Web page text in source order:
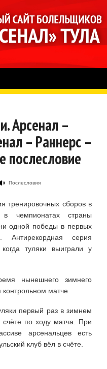
Арсенал –
– Раннерс –
послесловие
Послесловия
тренировочных сборов в
чемпионатах страны
одной победы в первых
Антирекордная серия
туляки выиграли у
нынешнего зимнего
матче.
первый раз в зимнем
счёте по ходу матча. При
арсенальцев есть
клуб вёл в счёте.